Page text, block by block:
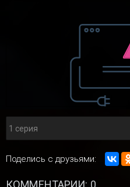
Поделись с друзьями:
КОММЕНТАРИИ: 0